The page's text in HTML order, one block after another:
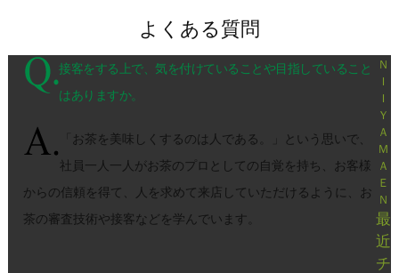
よくある質問
接客をする上で、気を付けていることや目指していること
はありますか。
「お茶を美味しくするのは人である。」という思いで、
社員一人一人がお茶のプロとしての自覚を持ち、お客様
からの信頼を得て、人を求めて来店していただけるように、お
茶の審査技術や接客などを学んでいます。
Ｎ
Ｉ
Ｉ
Ｙ
Ａ
Ｍ
Ａ
Ｅ
Ｎ
最
近
チ